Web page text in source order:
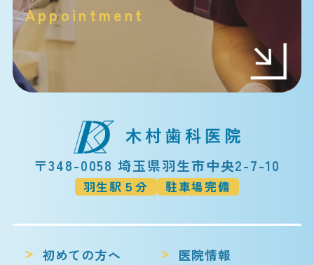
Appointment
〒348-0058 埼玉県羽生市中央2-7-10
羽生駅５分 駐車場完備
初めての方へ
医院情報